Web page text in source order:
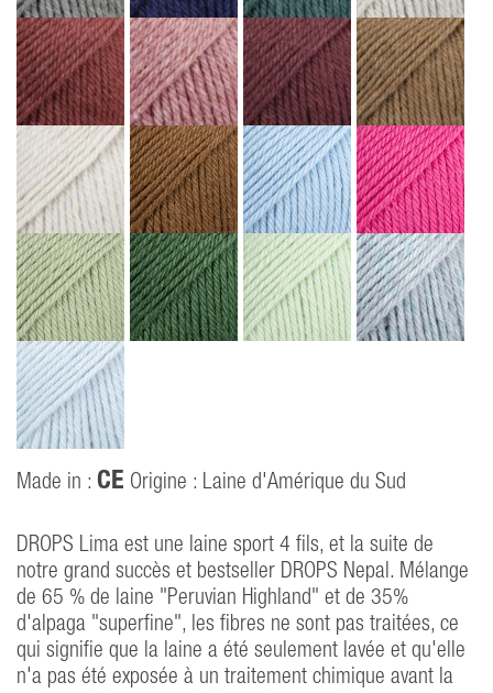
Made in : CE Origine : Laine d'Amérique du Sud
DROPS Lima est une laine sport 4 fils, et la suite de
notre grand succès et bestseller DROPS Nepal. Mélange
de 65 % de laine "Peruvian Highland" et de 35%
d'alpaga "superfine", les fibres ne sont pas traitées, ce
qui signifie que la laine a été seulement lavée et qu'elle
n'a pas été exposée à un traitement chimique avant la